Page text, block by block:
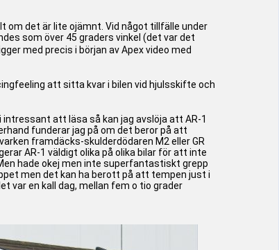
om det är lite ojämnt. Vid något tillfälle under
som över 45 graders vinkel (det var det
med precis i början av Apex video med
att sitta kvar i bilen vid hjulsskifte och
att läsa så kan jag avslöja att AR-1
funderar jag på om det beror på att
framdäcks-skulderdödaren M2 eller GR
AR-1 väldigt olika på olika bilar för att inte
hade okej men inte superfantastiskt grepp
men det kan ha berott på att tempen just i
var en kall dag, mellan fem o tio grader